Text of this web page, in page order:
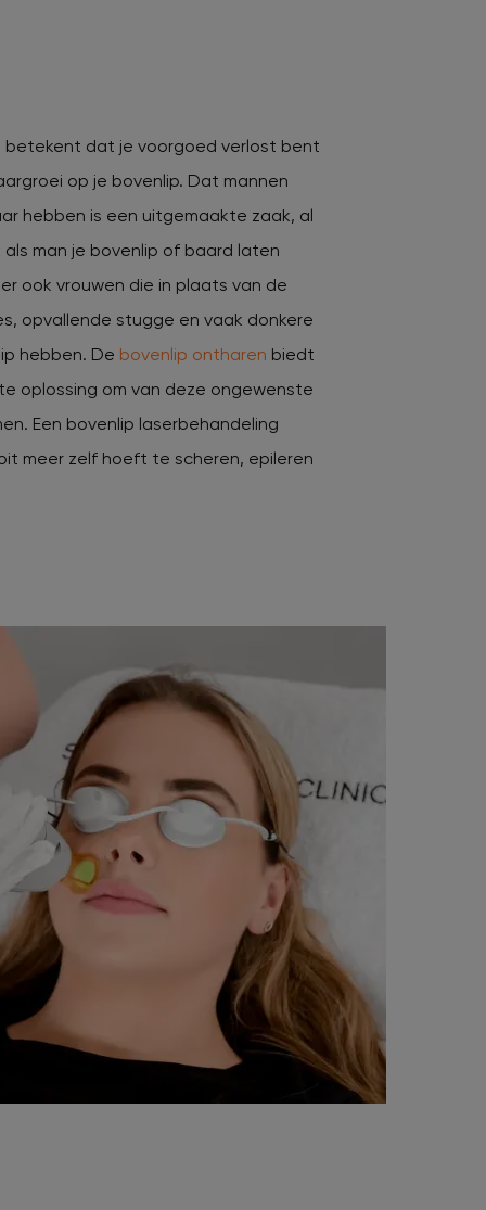
betekent dat je voorgoed verlost bent
op je bovenlip. Dat mannen
hebben is een uitgemaakte zaak, al
als man je bovenlip of baard laten
ook vrouwen die in plaats van de
opvallende stugge en vaak donkere
hebben. De bovenlip ontharen biedt
oplossing om van deze ongewenste
Een bovenlip laserbehandeling
meer zelf hoeft te scheren, epileren